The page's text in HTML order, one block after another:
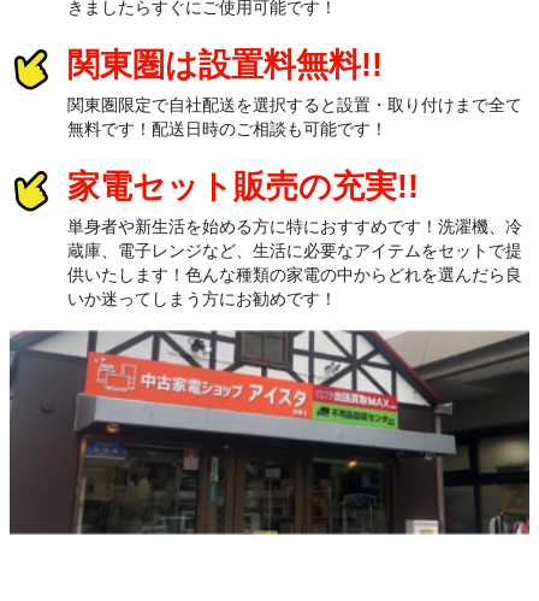
きましたらすぐにご使用可能です！
関東圏は設置料無料!!
関東圏限定で自社配送を選択すると設置・取り付けまで全て
無料です！配送日時のご相談も可能です！
家電セット販売の充実!!
単身者や新生活を始める方に特におすすめです！洗濯機、冷
蔵庫、電子レンジなど、生活に必要なアイテムをセットで提
供いたします！色んな種類の家電の中からどれを選んだら良
いか迷ってしまう方にお勧めです！